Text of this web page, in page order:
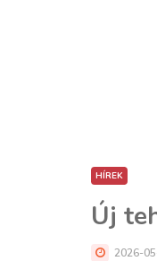
HÍREK
Új
2026-